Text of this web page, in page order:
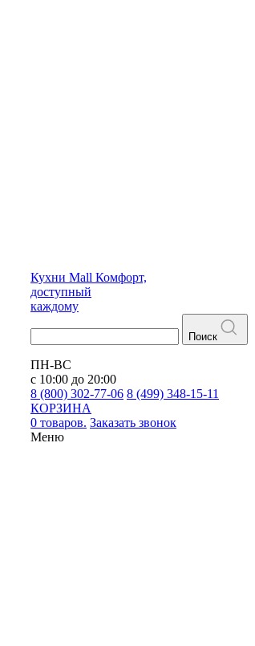
Кухни Mall Комфорт,
доступный
каждому
Поиск
ПН-ВС
с 10:00 до 20:00
8 (800) 302-77-06 8 (499) 348-15-11
КОРЗИНА
0 товаров. Заказать звонок
Меню